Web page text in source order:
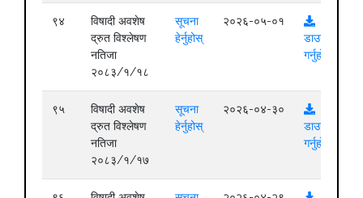
९४
विषादी अवशेष
द्रुत विश्लेषण
नतिजा
२०८३/१/१८
सूचना
हेर्नुहोस्
२०२६-०५-०१
डाउनलोड
गर्नुहोस्
९५
विषादी अवशेष
द्रुत विश्लेषण
नतिजा
२०८३/१/१७
सूचना
हेर्नुहोस्
२०२६-०४-३०
डाउनलोड
गर्नुहोस्